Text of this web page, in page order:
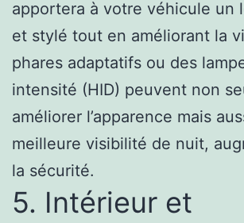
apportera à votre véhicule un
et stylé tout en améliorant la
phares adaptatifs ou des
intensité (HID) peuvent non
améliorer l’apparence mais
meilleure visibilité de nuit,
la sécurité.
5. Intérieur et